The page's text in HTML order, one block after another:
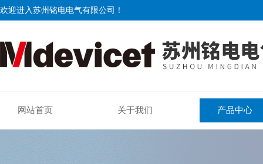
欢迎进入苏州铭电电气有限公司！
网站首页 关于我们 产品中心